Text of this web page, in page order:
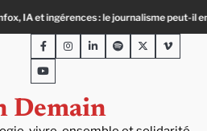
encore lutter ? Précarité, canicule,
Demain
FacebookInstagram
LinkedInSpotifyTwitterViméo
Youtube